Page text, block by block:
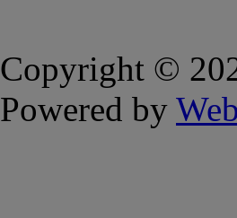
Copyright ©
Powered by